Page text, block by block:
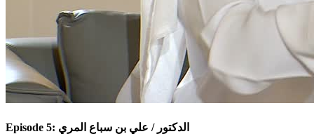
Episode 5: الدكتور / علي بن سباع المري